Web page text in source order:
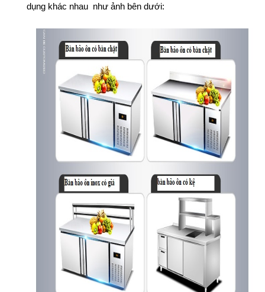
dụng khác nhau như ảnh bên dưới: